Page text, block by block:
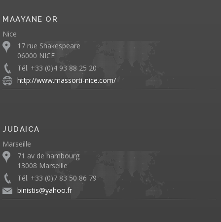
MAAYANE OR
Nice
17 rue Shakespeare
06000 NICE
Tél. +33 (0)4 93 88 25 20
http://www.massorti-nice.com/
JUDAICA
Marseille
71 av de hambourg
13008 Marseille
Tél. +33 (0)7 83 50 86 79
binistis@yahoo.fr